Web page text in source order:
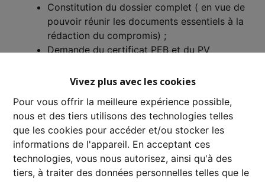
Vivez plus avec les cookies
Pour vous offrir la meilleure expérience possible,
nous et des tiers utilisons des technologies telles
que les cookies pour accéder et/ou stocker les
informations de l'appareil. En acceptant ces
technologies, vous nous autorisez, ainsi qu'à des
tiers, à traiter des données personnelles telles que le
Constitution du dossier complet ( en vue de
pouvoir réunir les documents essentiels à la
rédaction du compromis) ;
Demande du certificat PEB et du PV
possession ;
Prise de rendez-vous ;
Visites sur place ;
Reporting suite aux visites ;
Réception des offres et négociation ;
Analyse de la solvabilité de l’acquéreur et de
la faisabilité de la transaction ;